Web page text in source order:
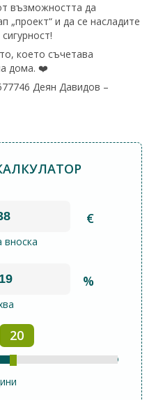
възможността да
„проект“ и да се насладите
което съчетава
дома. ❤️
Деян Давидов –
€
вноска
%
20